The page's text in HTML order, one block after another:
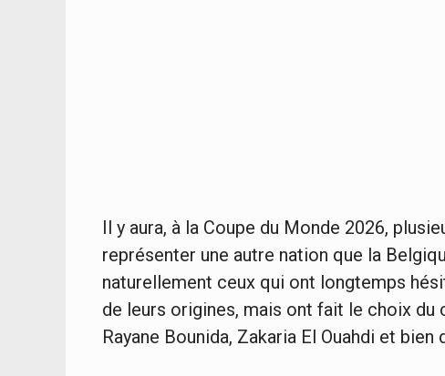
Il y aura, à la Coupe du Monde 2026,
représenter une autre nation que la
naturellement ceux qui ont longtemps
de leurs origines, mais ont fait le choix du
Rayane Bounida, Zakaria El Ouahdi et bien